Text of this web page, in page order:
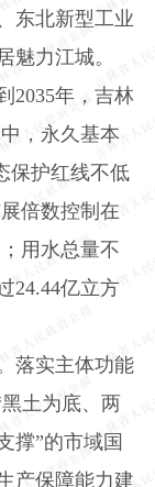
东北新型工业
魅力江城。
2035年，吉林
，永久基本
保护红线不低
倍数控制在
用水总量不
24.44亿立方
落实主体功能
土为底、两
撑”的市域国
产保障能力建